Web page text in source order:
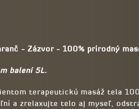
- Zázvor - 100% prírodný
balení 5L.
terapeutickú masáž tela
a zrelaxujte telo aj myseľ,